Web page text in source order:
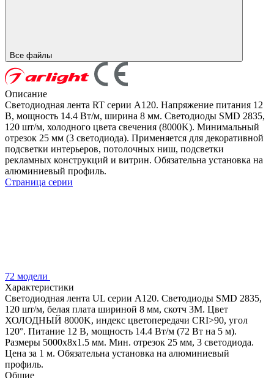
Все файлы
Описание
Светодиодная лента RT серии A120. Напряжение питания 12
В, мощность 14.4 Вт/м, ширина 8 мм. Светодиоды SMD 2835,
120 шт/м, холодного цвета свечения (8000K). Минимальный
отрезок 25 мм (3 светодиода). Применяется для декоративной
подсветки интерьеров, потолочных ниш, подсветки
рекламных конструкций и витрин. Обязательна установка на
алюминиевый профиль.
Страница серии
72 модели
Характеристики
Светодиодная лента UL серии A120. Светодиоды SMD 2835,
120 шт/м, белая плата шириной 8 мм, скотч 3M. Цвет
ХОЛОДНЫЙ 8000K, индекс цветопередачи CRI>90, угол
120°. Питание 12 В, мощность 14.4 Вт/м (72 Вт на 5 м).
Размеры 5000x8x1.5 мм. Мин. отрезок 25 мм, 3 светодиода.
Цена за 1 м. Обязательна установка на алюминиевый
профиль.
Общие